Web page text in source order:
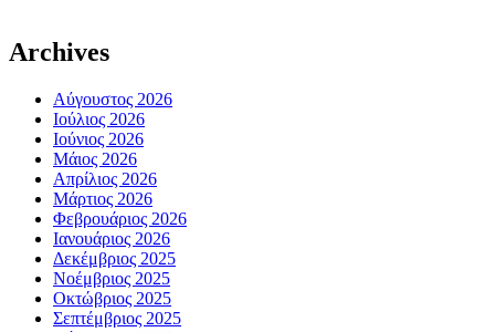
Archives
Αύγουστος 2026
Ιούλιος 2026
Ιούνιος 2026
Μάιος 2026
Απρίλιος 2026
Μάρτιος 2026
Φεβρουάριος 2026
Ιανουάριος 2026
Δεκέμβριος 2025
Νοέμβριος 2025
Οκτώβριος 2025
Σεπτέμβριος 2025